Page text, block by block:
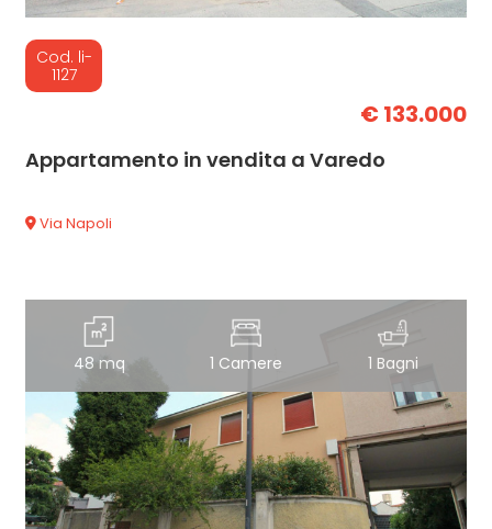
Cod. li-
1127
€ 133.000
Appartamento in vendita a Varedo
Via Napoli
48 mq 1 Camere 1 Bagni